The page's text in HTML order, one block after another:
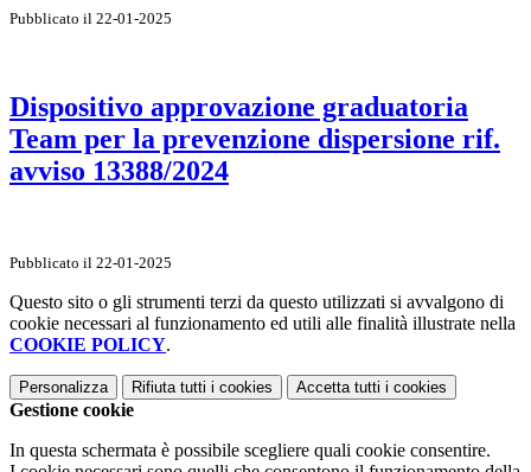
Pubblicato il 22-01-2025
Dispositivo approvazione graduatoria
Team per la prevenzione dispersione rif.
avviso 13388/2024
Pubblicato il 22-01-2025
Questo sito o gli strumenti terzi da questo utilizzati si avvalgono di
cookie necessari al funzionamento ed utili alle finalità illustrate nella
COOKIE POLICY.
Personalizza Rifiuta tutti i cookies Accetta tutti i cookies
Gestione cookie
In questa schermata è possibile scegliere quali cookie consentire.